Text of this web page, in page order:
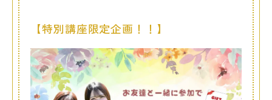
【特別講座限定企画！！】